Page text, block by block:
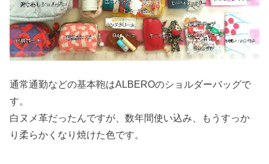
通常通勤などの基本鞄はALBEROのショルダーバッグで
す。
白ヌメ革だったんですが、数年間使い込み、もうすっか
り柔らかくなり焼けた色です。